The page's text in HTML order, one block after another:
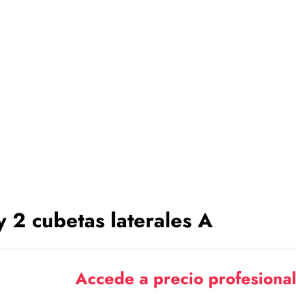
2 cubetas laterales A
Accede a precio profesional